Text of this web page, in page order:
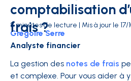
comptabilisation
frais ?
8 minutes de lecture | Mis à jour le 17/
Grégoire Serre
Analyste financier
La gestion des notes de frais
et complexe. Pour vous aider à